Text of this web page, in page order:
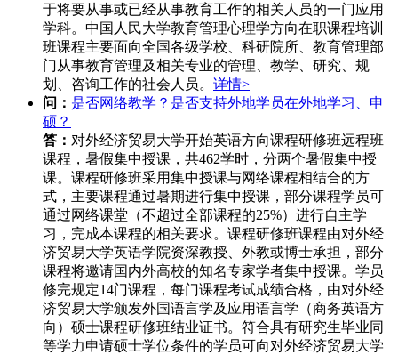
于将要从事或已经从事教育工作的相关人员的一门应用
学科。中国人民大学教育管理心理学方向在职课程培训
班课程主要面向全国各级学校、科研院所、教育管理部
门从事教育管理及相关专业的管理、教学、研究、规
划、咨询工作的社会人员。 详情>
问： 是否网络教学？是否支持外地学员在外地学习、申
硕？
答： 对外经济贸易大学开始英语方向课程研修班远程班
课程，暑假集中授课，共462学时，分两个暑假集中授
课。课程研修班采用集中授课与网络课程相结合的方
式，主要课程通过暑期进行集中授课，部分课程学员可
通过网络课堂（不超过全部课程的25%）进行自主学
习，完成本课程的相关要求。课程研修班课程由对外经
济贸易大学英语学院资深教授、外教或博士承担，部分
课程将邀请国内外高校的知名专家学者集中授课。学员
修完规定14门课程，每门课程考试成绩合格，由对外经
济贸易大学颁发外国语言学及应用语言学（商务英语方
向）硕士课程研修班结业证书。符合具有研究生毕业同
等学力申请硕士学位条件的学员可向对外经济贸易大学